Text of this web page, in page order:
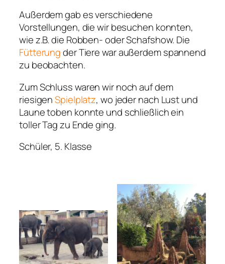
Außerdem gab es verschiedene
Vorstellungen, die wir besuchen konnten,
wie z.B. die Robben- oder Schafshow. Die
Fütterungder Tiere war außerdem spannend
zu beobachten.
Zum Schluss waren wir noch auf dem
riesigenSpielplatz, wo jeder nach Lust und
Laune toben konnte und schließlich ein
toller Tag zu Ende ging.
Schüler, 5. Klasse